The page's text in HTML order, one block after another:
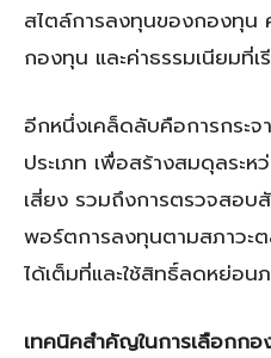
สไตล์การลงทุนของกองทุน
กองทุน และค่าธรรมเนียมที่เ
อีกหนึ่งเคล็ดลับคือการกระ
ประเภท เพื่อสร้างสมดุลระ
เสี่ยง รวมถึงการตรวจสอ
พอร์ตการลงทุนตามสภาวะ
ได้เต็มที่และใช้สิทธิ์ลดหย่อน
เทคนิคสำคัญในการเลือกกอ